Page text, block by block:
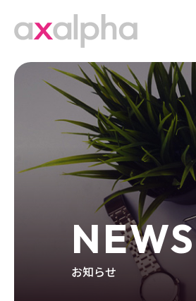
NEWS
お知らせ